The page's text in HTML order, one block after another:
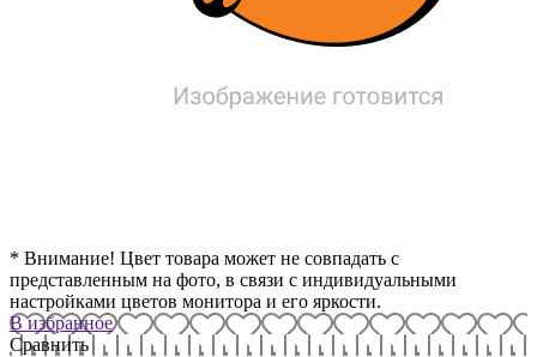
* Внимание! Цвет товара может не совпадать с
представленным на фото, в связи с индивидуальными
настройками цветов монитора и его яркости.
В избранное
Сравнить